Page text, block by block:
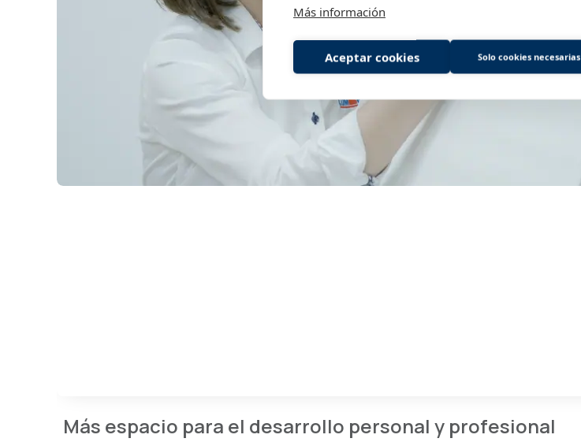
Más información
Aceptar cookies Solo cookies necesarias
Más espacio para el desarrollo personal y profesional